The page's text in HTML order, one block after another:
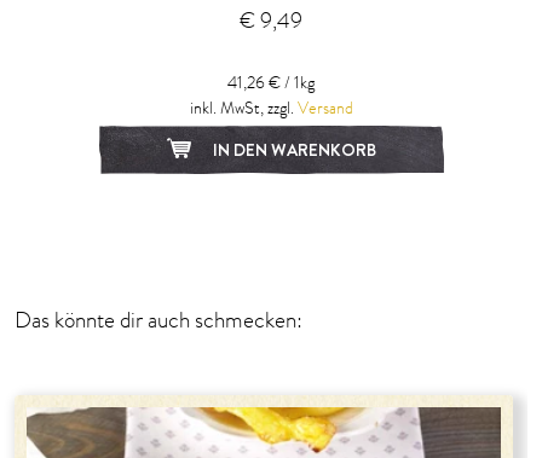
€ 9,49
41,26 € / 1kg
inkl. MwSt, zzgl. Versand
IN DEN WARENKORB
Das könnte dir auch schmecken: